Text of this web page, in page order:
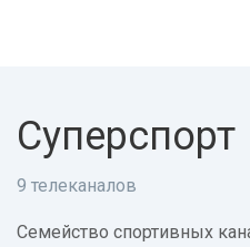
Суперспорт
9 телеканалов
Семейство спортивных